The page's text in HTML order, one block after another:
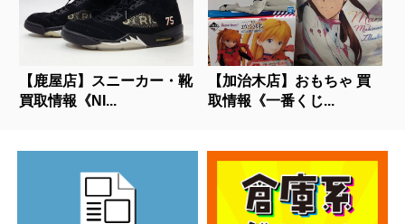
【鹿屋店】スニーカー・靴
買取情報《NI...
【加治木店】おもちゃ 買
取情報《一番くじ...